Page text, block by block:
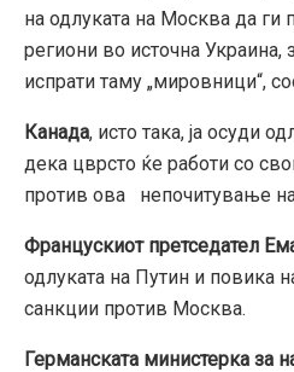
на одлуката на Москва да ги
региони во источна Украина,
испрати таму „мировници“,
Канада, исто така, ја осуди
дека цврсто ќе работи со
против ова непочитување
Францускиот претседател
одлуката на Путин и повика
санкции против Москва.
Германската министерка за